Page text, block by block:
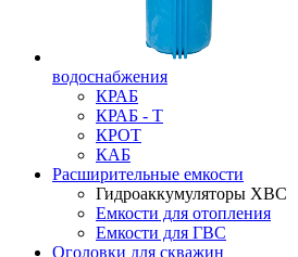
водоснабжения
КРАБ
КРАБ - Т
КРОТ
КАБ
Расширительные емкости
Гидроаккумуляторы ХВС
Емкости для отопления
Емкости для ГВС
Оголовки для скважин